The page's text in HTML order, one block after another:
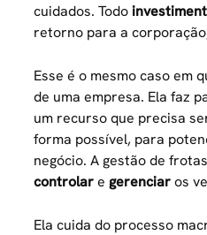
cuidados. Todo
retorno para a
Esse é o mesmo caso em
de uma empresa. Ela faz
um recurso que precisa
forma possível, para
negócio. A gestão de
controlaregerenciaros
Ela cuida do processo